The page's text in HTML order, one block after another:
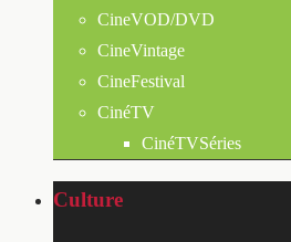
CineVOD/DVD
CineVintage
CineFestival
CinéTV
CinéTVSéries
Culture